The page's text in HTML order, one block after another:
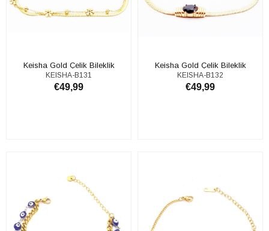
Keisha Gold Çelik Bileklik
KEISHA-B131
€49,99
Keisha Gold Çelik Bileklik
KEISHA-B132
€49,99